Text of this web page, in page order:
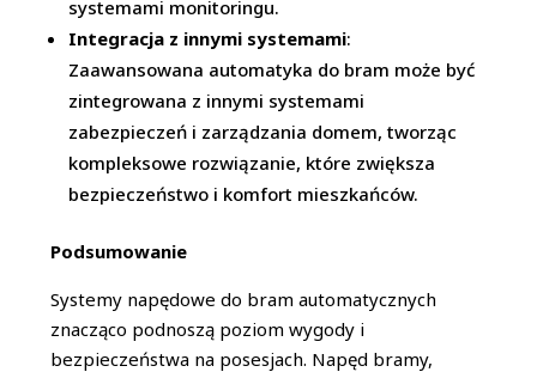
systemami monitoringu.
Integracja z innymi systemami:
Zaawansowana automatyka do bram może być
zintegrowana z innymi systemami
zabezpieczeń i zarządzania domem, tworząc
kompleksowe rozwiązanie, które zwiększa
bezpieczeństwo i komfort mieszkańców.
Podsumowanie
Systemy napędowe do bram automatycznych
znacząco podnoszą poziom wygody i
bezpieczeństwa na posesjach. Napęd bramy,